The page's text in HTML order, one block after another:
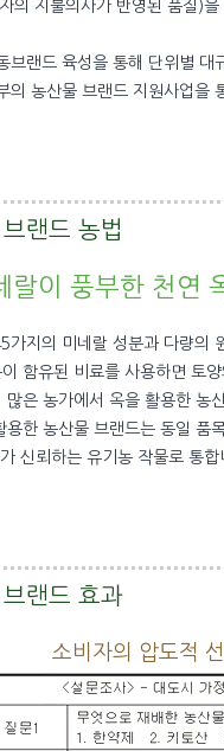
지불의사가 반영된 품질)을
랜드 육성을 통해 단위별 대
농산물 브랜드 지원사업을
드 농법
랄이 풍부한 천연
가지의 미네랄 성분과 다량의
함유된 비료를 사용하면 토
많은 농가에서 옥을 활용한 농
용한 농산물 브랜드는 동일 품
신뢰하는 유기농 작물로 통합
드 효과
소비자의 압도적